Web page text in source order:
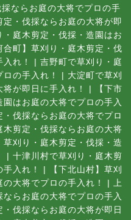
ならお庭の大将でプロの手
・伐採ならお庭の大将が即
・庭木剪定・伐採・造園はお
合町】草刈り・庭木剪定・伐
れ！
| 吉野町で草刈り・庭
の手入れ！
| 大淀町で草刈
が即日に手入れ！
|
【下市
はお庭の大将でプロの手入
伐採ならお庭の大将でプロ
木剪定・伐採ならお庭の大将
草刈り・庭木剪定・伐採・造
| 十津川村で草刈り・庭木剪
入れ！
|
【下北山村】草刈
大将でプロの手入れ！
|
上
らお庭の大将でプロの手入
伐採ならお庭の大将が即日